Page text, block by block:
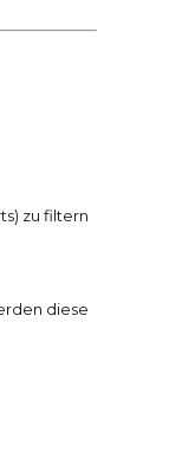
zu filtern
diese